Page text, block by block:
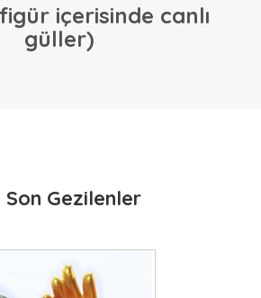
içerisinde canlı
güller)
Son Gezilenler